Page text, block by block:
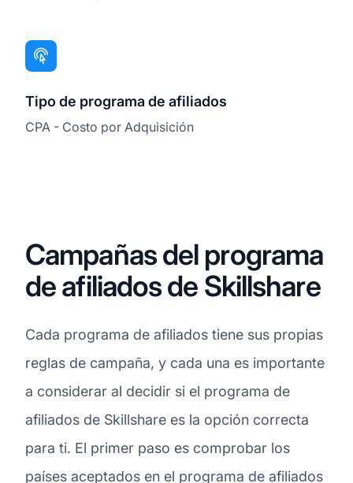
Tipo de programa de afiliados
CPA - Costo por Adquisición
Campañas del programa
de afiliados de Skillshare
Cada programa de afiliados tiene sus propias
reglas de campaña, y cada una es importante
a considerar al decidir si el programa de
afiliados de Skillshare es la opción correcta
para ti. El primer paso es comprobar los
países aceptados en el programa de afiliados